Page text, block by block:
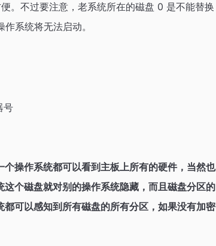
不过要注意，老系统所在的磁盘 0 是不能替换
系统将无法启动。
号
操作系统都可以看到主板上所有的硬件，当然也
个磁盘就对别的操作系统隐藏，而且磁盘分区的
可以感知到所有磁盘的所有分区，如果没有加密